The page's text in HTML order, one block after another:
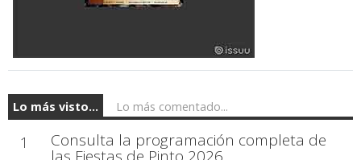
Lo más visto... Lo más comentado...
1 Consulta la programación completa de
las Fiestas de Pinto 2026